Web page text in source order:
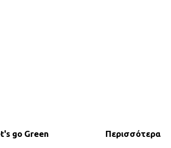
go Green Περισσότερα